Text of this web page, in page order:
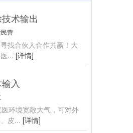
术输出
营
找合伙人合作共赢！大
... [详情]
入
环境宽敞大气，可对外
皮... [详情]